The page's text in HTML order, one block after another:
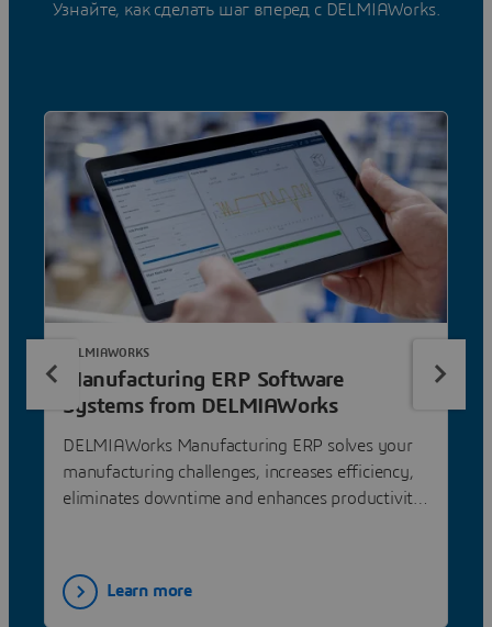
Узнайте, как сделать шаг вперед с DELMIAWorks.
Manufacturing ERP Software
Systems from DELMIAWorks
DELMIAWorks Manufacturing ERP solves your
manufacturing challenges, increases efficiency,
eliminates downtime and enhances productivity
DELMIAWORKS
Learn more